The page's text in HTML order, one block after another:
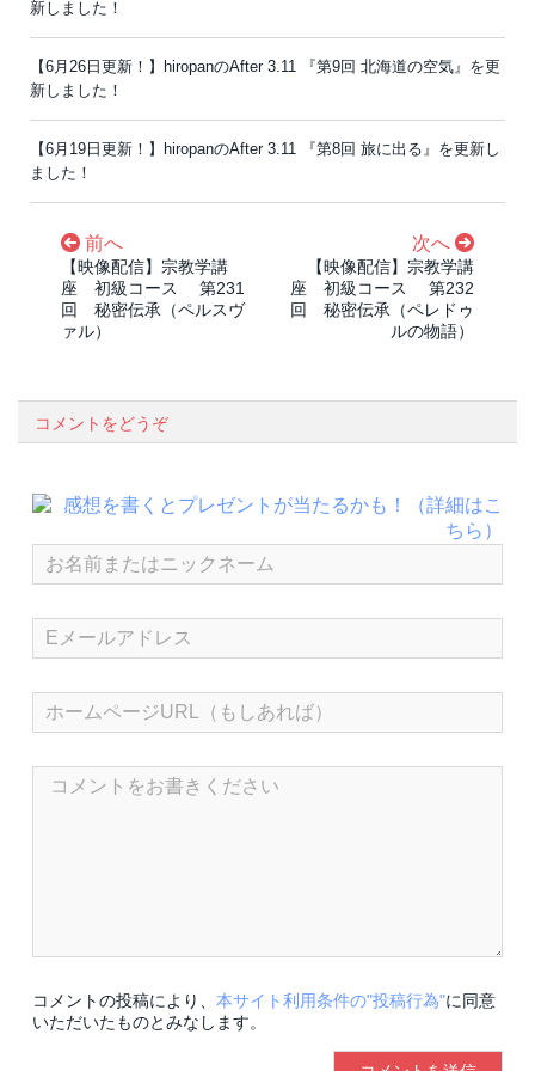
新しました！
【6月26日更新！】hiropanのAfter 3.11 『第9回 北海道の空気』を更
新しました！
【6月19日更新！】hiropanのAfter 3.11 『第8回 旅に出る』を更新し
ました！
前へ
【映像配信】宗教学講
座 初級コース 第231
回 秘密伝承（ペルスヴ
ァル）
次へ
【映像配信】宗教学講
座 初級コース 第232
回 秘密伝承（ペレドゥ
ルの物語）
コメントをどうぞ
コメントの投稿により、 本サイト利用条件の"投稿行為"に同意
いただいたものとみなします。